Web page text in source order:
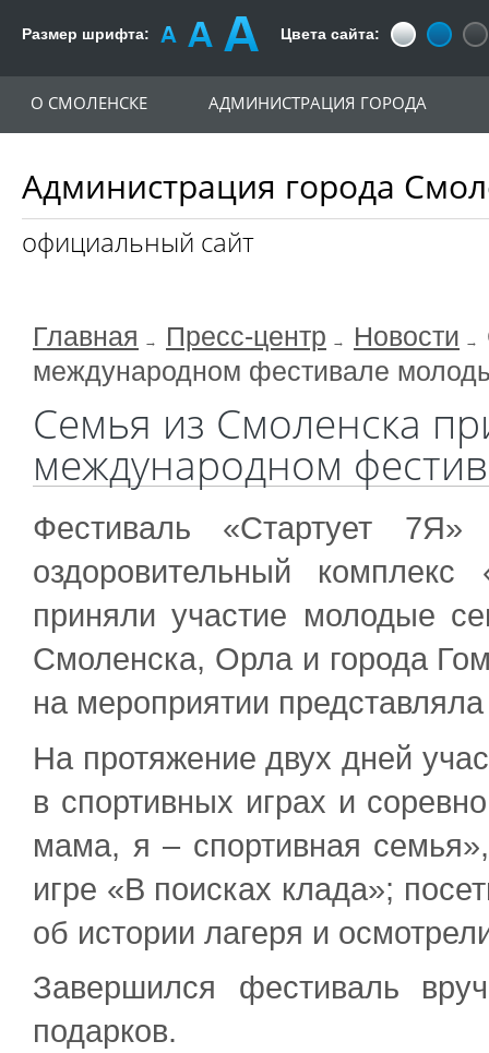
Размер шрифта: Цвета сайта:
Администрация города
официальный сайт
О СМОЛЕНСКЕ АДМИНИСТРАЦИЯ ГОРОДА
Главная Пресс-центр Новости
международном фестивале
Семья из Смоленска
международном
Фестиваль «Стартует
оздоровительный
приняли участие молодые
Смоленска, Орла и города
на мероприятии
На протяжение двух дней
в спортивных играх и
мама, я – спортивная
игре «В поисках клада»;
об истории лагеря и
Завершился фестиваль
подарков.